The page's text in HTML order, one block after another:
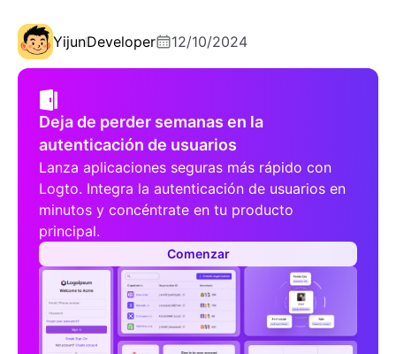
YijunDeveloper 12/10/2024
Deja de perder semanas en la
autenticación de usuarios
Lanza aplicaciones seguras más rápido con
Logto. Integra la autenticación de usuarios en
minutos y concéntrate en tu producto
principal.
Comenzar